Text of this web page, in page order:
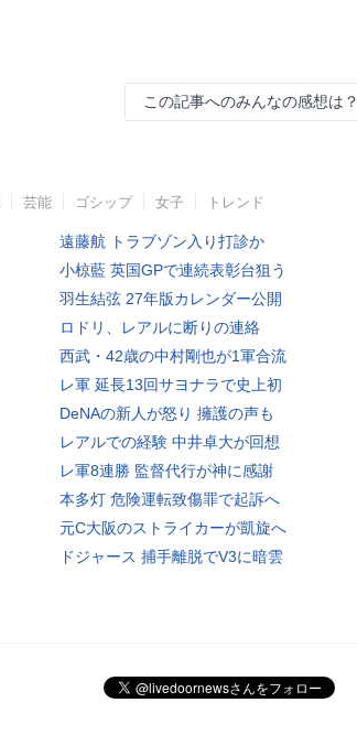
この記事へのみんなの感想は？
芸能 ゴシップ 女子 トレンド
遠藤航 トラブゾン入り打診か
小椋藍 英国GPで連続表彰台狙う
羽生結弦 27年版カレンダー公開
ロドリ、レアルに断りの連絡
西武・42歳の中村剛也が1軍合流
レ軍 延長13回サヨナラで史上初
DeNAの新人が怒り 擁護の声も
レアルでの経験 中井卓大が回想
レ軍8連勝 監督代行が神に感謝
本多灯 危険運転致傷罪で起訴へ
元C大阪のストライカーが凱旋へ
ドジャース 捕手離脱でV3に暗雲